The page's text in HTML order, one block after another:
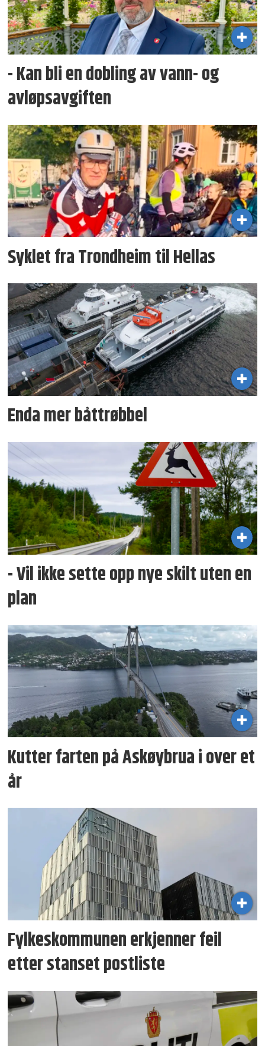
- Kan bli en dobling av vann- og
avløpsavgiften
Syklet fra Trondheim til Hellas
Enda mer båttrøbbel
- Vil ikke sette opp nye skilt uten en
plan
Kutter farten på Askøybrua i over et
år
Fylkeskommunen erkjenner feil
etter stanset postliste